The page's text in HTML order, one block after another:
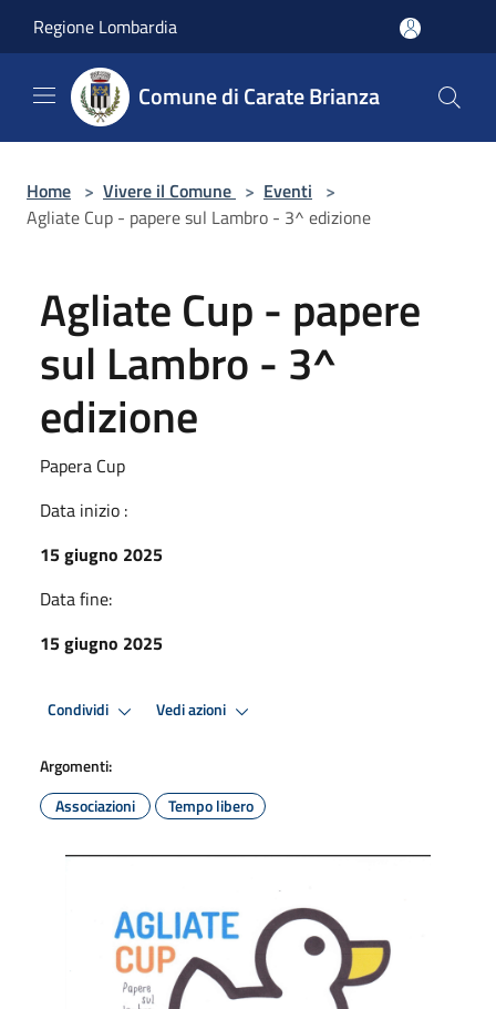
Regione Lombardia
Comune di Carate Brianza
Home > Vivere il Comune > Eventi >
Agliate Cup - papere sul Lambro - 3^ edizione
Agliate Cup - papere
sul Lambro - 3^
edizione
Papera Cup
Data inizio :
15 giugno 2025
Data fine:
15 giugno 2025
Condividi Vedi azioni
Argomenti:
Associazioni
Tempo libero